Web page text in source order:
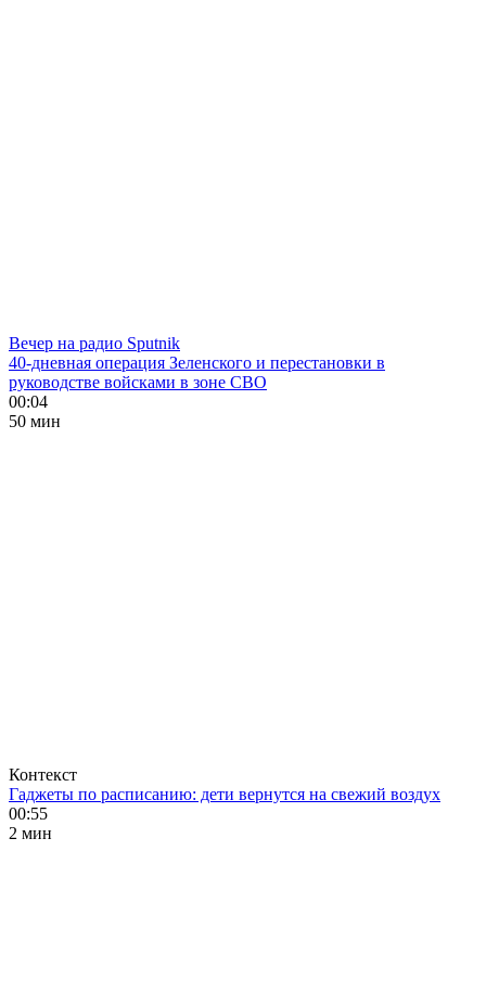
Вечер на радио Sputnik
40-дневная операция Зеленского и перестановки в
руководстве войсками в зоне СВО
00:04
50 мин
Контекст
Гаджеты по расписанию: дети вернутся на свежий воздух
00:55
2 мин